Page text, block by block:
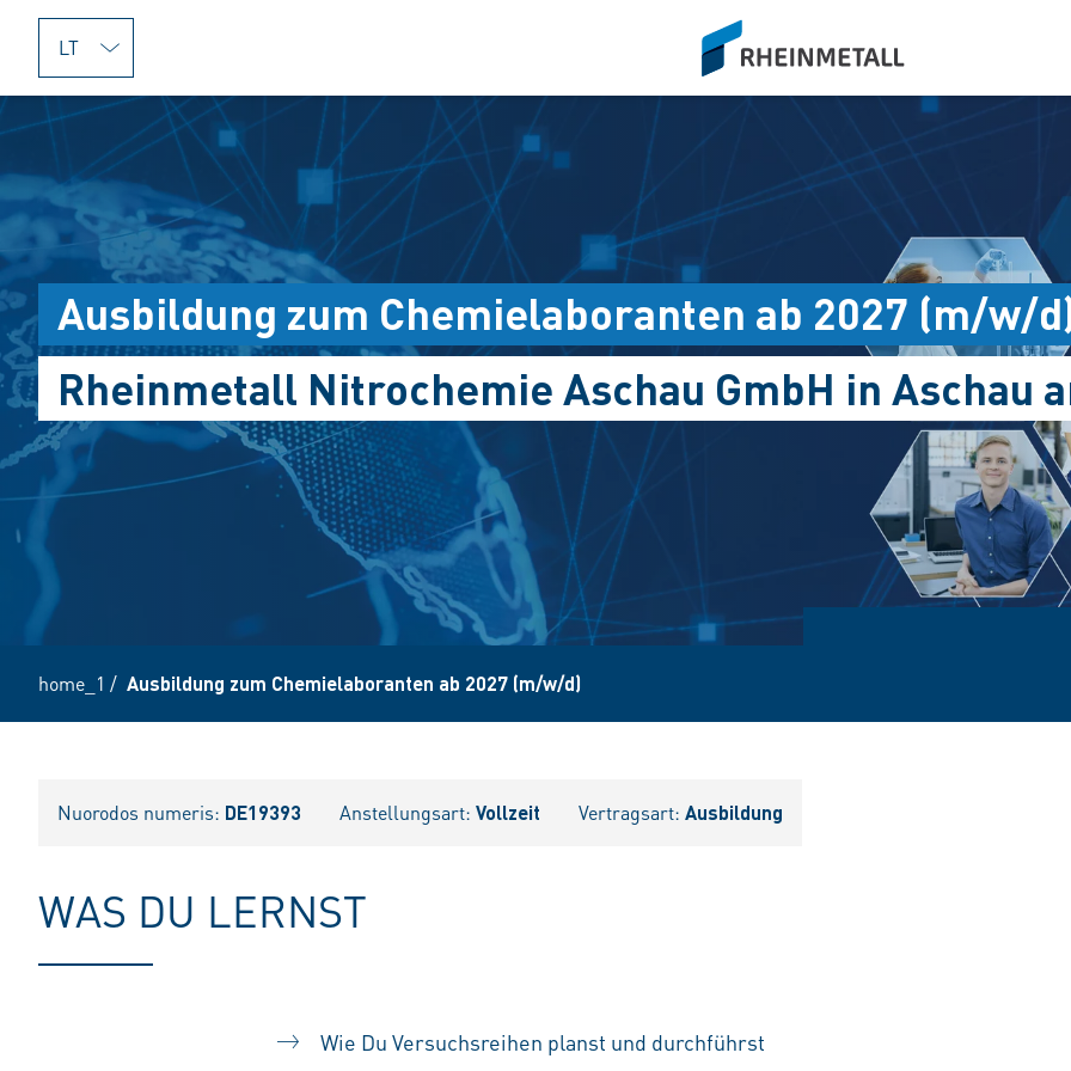
jumpToMain
siteLogo
Ausbildung zum Chemielaboranten ab 2027 (m/w/
Rheinmetall Nitrochemie Aschau GmbH in Aschau
home_1 / Ausbildung zum Chemielaboranten ab 2027 (m/w/d)
Nuorodos numeris: DE19393 Anstellungsart: Vollzeit Vertragsart: Ausbildung
WAS DU LERNST
Wie Du Versuchsreihen planst und durchführst